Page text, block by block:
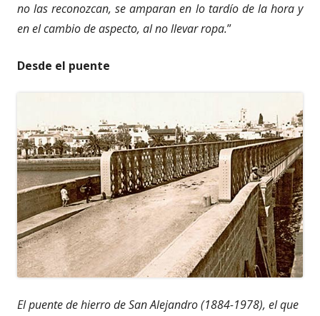
no las reconozcan, se amparan en lo tardío de la hora y
en el cambio de aspecto, al no llevar ropa.”
Desde el puente
El puente de hierro de San Alejandro (1884-1978), el que